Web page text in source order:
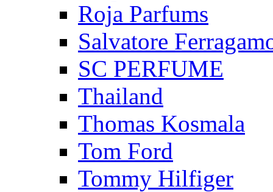
Roja Parfums
Salvatore
SC PERFUME
Thailand
Thomas Kosmala
Tom Ford
Tommy Hilfiger